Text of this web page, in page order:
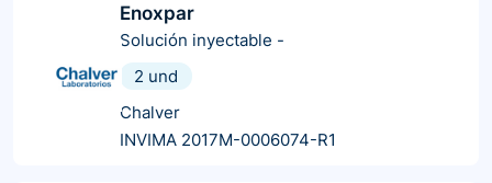
Enoxpar
Solución inyectable -
2 und
Chalver
INVIMA 2017M-0006074-R1